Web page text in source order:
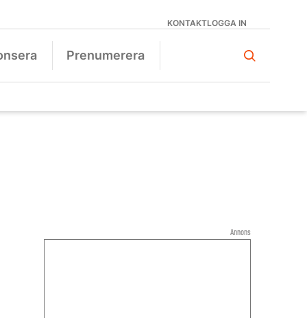
KONTAKTLOGGA IN
Prenumerera
Annons